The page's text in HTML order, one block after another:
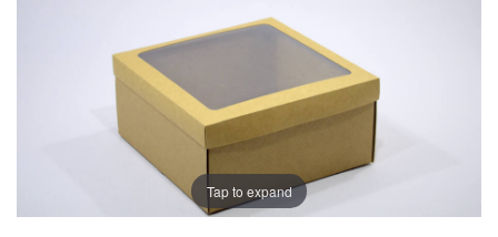
Tap to expand